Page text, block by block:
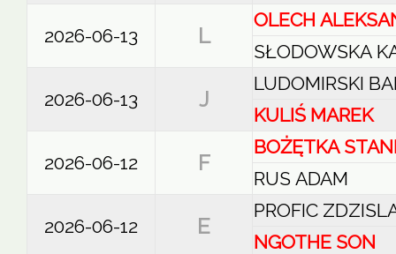
2026-06-13 L
OLECH
SŁODOWSKA
2026-06-13 J
LUDOMIRSKI
KULIŚ MAREK
2026-06-12 F
BOŻĘTKA
RUS ADAM
2026-06-12 E
PROFIC
NGOTHE SON